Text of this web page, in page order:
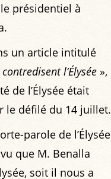
présidentiel à
un article intitulé
l’Élysée »,
de l’Élysée était
le défilé du 14 juillet.
parole de l’Élysée
que M. Benalla
soit il nous a